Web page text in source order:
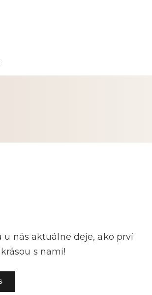
u nás aktuálne deje, ako prví
s nami!